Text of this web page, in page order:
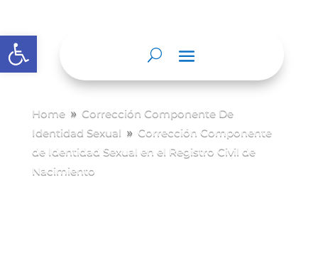
Abrir barra de herramientas
Home 9 Corrección Componente De
Identidad Sexual 9 Corrección Componente
de Identidad Sexual en el Registro Civil de
Nacimiento